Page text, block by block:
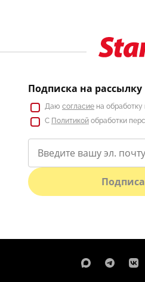
Подписка на рассылку
Даю согласие на
С Политикой обработки